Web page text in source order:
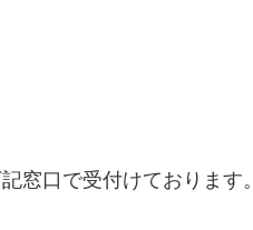
窓口で受付けております。